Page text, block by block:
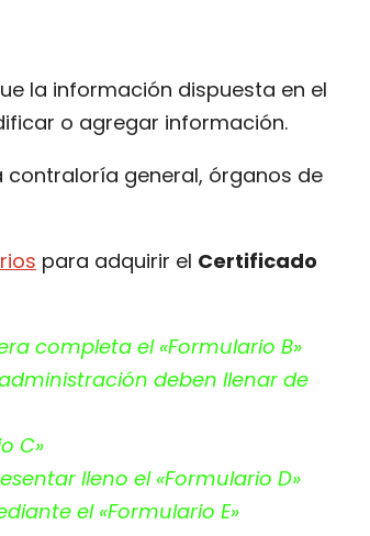
la información dispuesta en el
o agregar información.
contraloría general, órganos de
para adquirir el Certificado
completa el «Formulario B»
deben llenar de
C»
lleno el «Formulario D»
el «Formulario E»